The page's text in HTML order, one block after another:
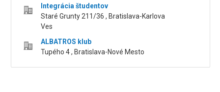
Integrácia študentov
Staré Grunty 211/36 , Bratislava-Karlova
Ves
ALBATROS klub
Tupého 4 , Bratislava-Nové Mesto